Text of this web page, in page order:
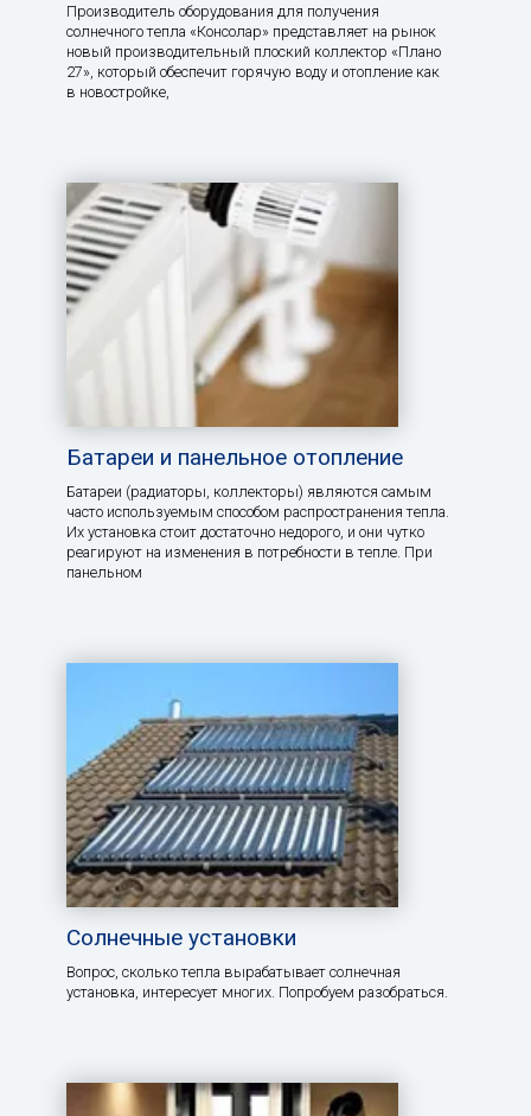
Производитель оборудования для получения
солнечного тепла «Консолар» представляет на рынок
новый производительный плоский коллектор «Плано
27», который обеспечит горячую воду и отопление как
в новостройке,
Батареи и панельное отопление
Батареи (радиаторы, коллекторы) являются самым
часто используемым способом распространения тепла.
Их установка стоит достаточно недорого, и они чутко
реагируют на изменения в потребности в тепле. При
панельном
Солнечные установки
Вопрос, сколько тепла вырабатывает солнечная
установка, интересует многих. Попробуем разобраться.